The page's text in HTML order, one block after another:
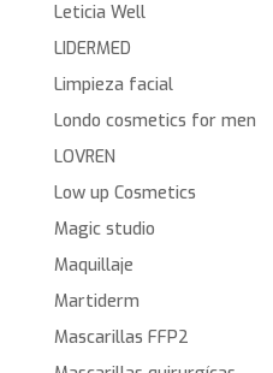
Leticia Well
LIDERMED
Limpieza facial
Londo cosmetics for men
LOVREN
Low up Cosmetics
Magic studio
Maquillaje
Martiderm
Mascarillas FFP2